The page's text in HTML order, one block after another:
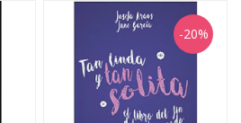
-20%